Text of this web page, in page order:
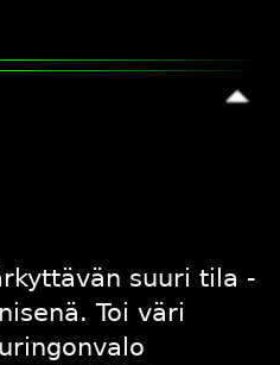
suuri tila -
Toi väri